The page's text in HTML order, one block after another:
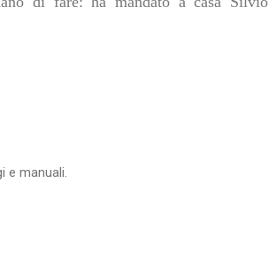
e manuali.